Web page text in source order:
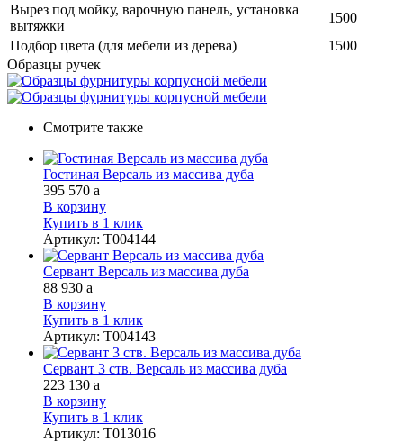
Вырез под мойку, варочную панель, установка
вытяжки
1500
Подбор цвета (для мебели из дерева)
1500
Образцы ручек
Смотрите также
Гостиная Версаль из массива дуба
395 570 a
В корзину
Купить в 1 клик
Артикул: Т004144
Сервант Версаль из массива дуба
88 930 a
В корзину
Купить в 1 клик
Артикул: Т004143
Сервант 3 ств. Версаль из массива дуба
223 130 a
В корзину
Купить в 1 клик
Артикул: Т013016